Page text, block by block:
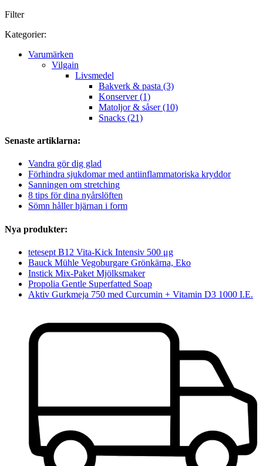
Filter
Kategorier:
Varumärken
Vilgain
Livsmedel
Bakverk & pasta (3)
Konserver (1)
Matoljor & såser (10)
Snacks (21)
Senaste artiklarna:
Vandra gör dig glad
Förhindra sjukdomar med antiinflammatoriska kryddor
Sanningen om stretching
8 tips för dina nyårslöften
Sömn håller hjärnan i form
Nya produkter:
tetesept B12 Vita-Kick Intensiv 500 μg
Bauck Mühle Vegoburgare Grönkärna, Eko
Instick Mix-Paket Mjölksmaker
Propolia Gentle Superfatted Soap
Aktiv Gurkmeja 750 med Curcumin + Vitamin D3 1000 I.E.